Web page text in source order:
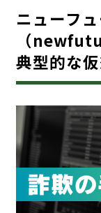
ニューフ
（
典型的な